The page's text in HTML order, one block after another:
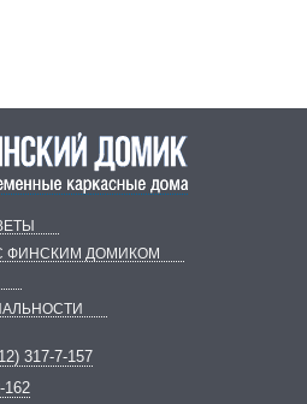
ФИНСКИМ ДОМИКОМ
317-7-157
162